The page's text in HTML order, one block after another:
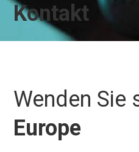
Kontakt
Wenden Sie
Europe